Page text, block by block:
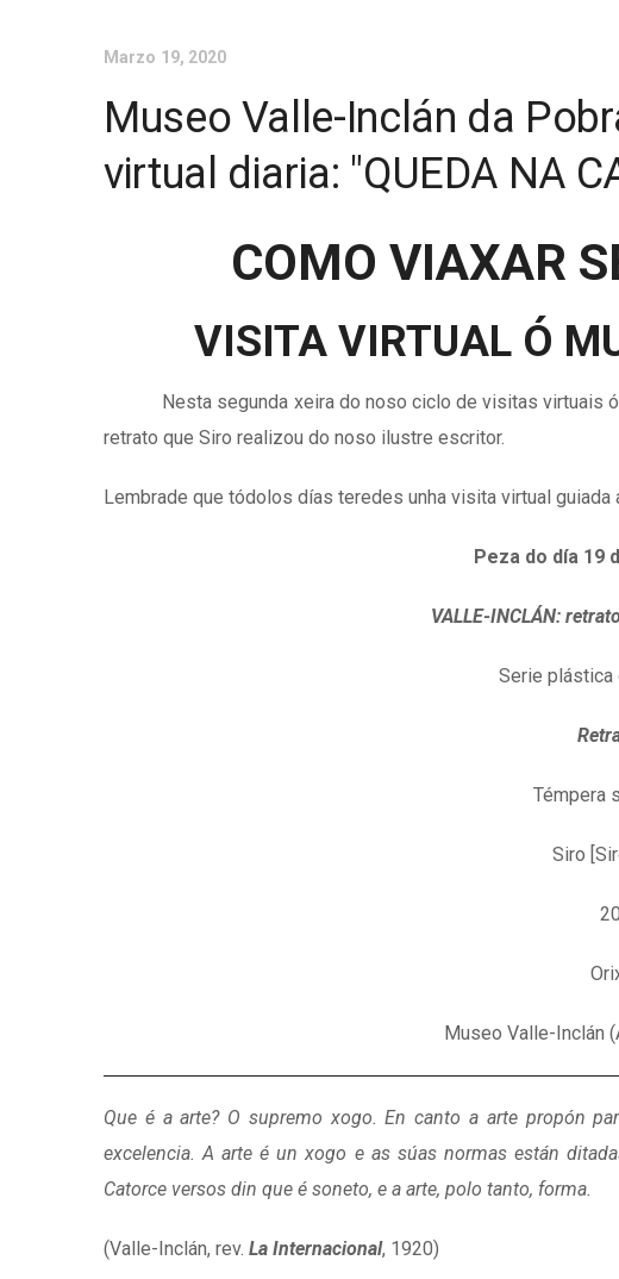
Marzo 19, 2020
Museo Valle-Inclán da
virtual diaria: "QUEDA NA
COMO VIAXAR
VISITA VIRTUAL Ó
Nesta segunda xeira do noso ciclo de visitas virtuais ó
retrato que Siro realizou do noso ilustre escritor.
Lembrade que tódolos días teredes unha visita virtual
Peza do día 19
VALLE-INCLÁN:
Serie plástica
Témpera
Siro
Museo Valle-Inclán
Que é a arte? O supremo xogo. En canto a arte propón
excelencia. A arte é un xogo e as súas normas están
Catorce versos din que é soneto, e a arte, polo tanto, forma.
(Valle-Inclán, rev. La Internacional, 1920)